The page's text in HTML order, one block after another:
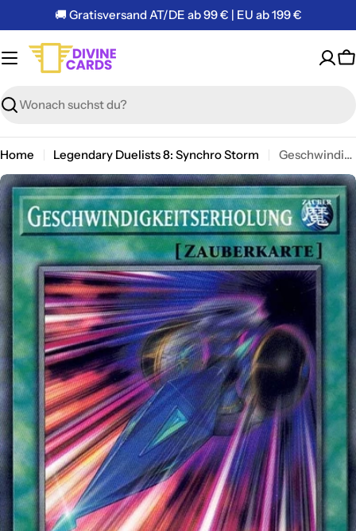
Inhalt
springen
🚚 Gratisversand AT/DE ab 99 € | EU ab 199 €
Suchen
Home Legendary Duelists 8: Synchro Storm Geschwindigkeitserholung - Common
Sie das Medium 0 im Modalformat